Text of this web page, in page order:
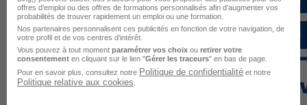
offres d’emploi ou des offres de formations personnalisés afin d’augmenter vos
probabilités de trouver rapidement un emploi ou une formation.
Nos partenaires personnalisent ces publicités en fonction de votre navigation, de
votre profil et de vos centres d’intérêt.
Vous pouvez à tout moment paramétrer vos choix ou retirer votre
consentement en cliquant sur le lien "Gérer les traceurs" en bas de page.
Pour en savoir plus, consultez notre Politique de confidentialité et notre
Politique relative aux cookies